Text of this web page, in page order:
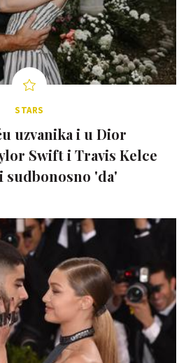
STARS
uzvanika i u Dior
Swift i Travis Kelce
sudbonosno 'da'